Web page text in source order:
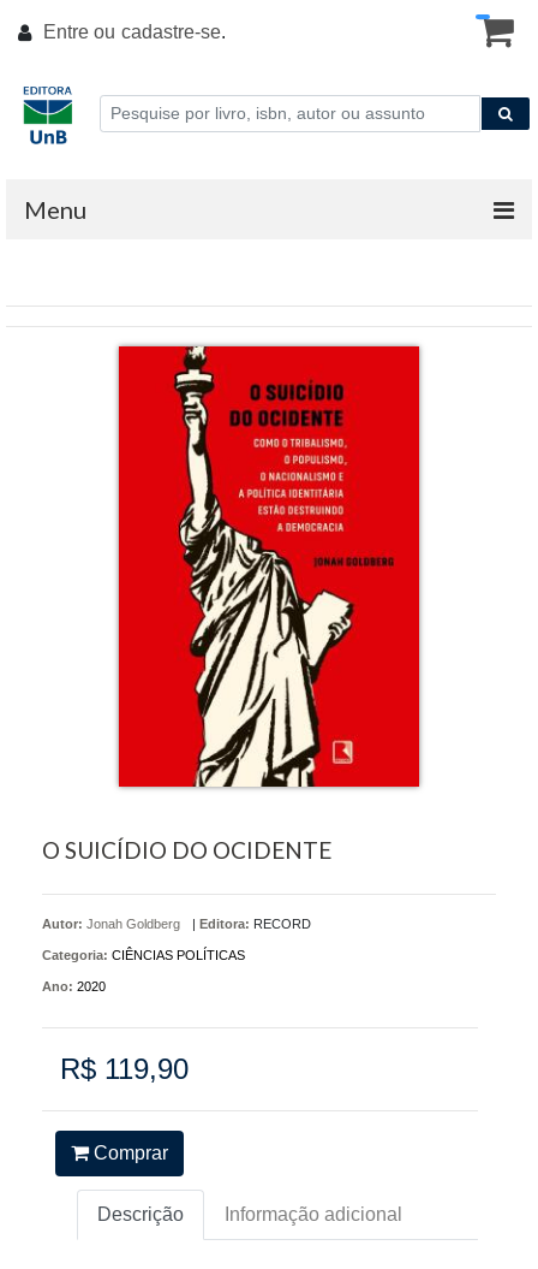
Entre ou cadastre-se.
Menu
O SUICÍDIO DO OCIDENTE
Autor: Jonah Goldberg | Editora: RECORD
Categoria: CIÊNCIAS POLÍTICAS
Ano: 2020
R$ 119,90
Comprar
Descrição Informação adicional